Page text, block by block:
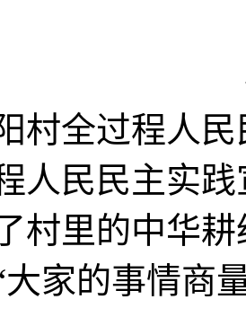
全过程人民
人民民主实
村里的中华
大家的事情商